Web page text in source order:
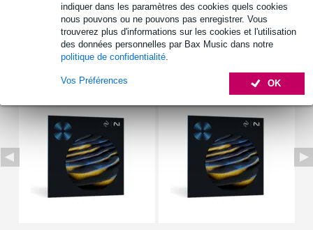
indiquer dans les paramètres des cookies quels cookies
nous pouvons ou ne pouvons pas enregistrer. Vous
trouverez plus d'informations sur les cookies et l'utilisation
des données personnelles par Bax Music dans notre
politique de confidentialité.
OK
Vos Préférences